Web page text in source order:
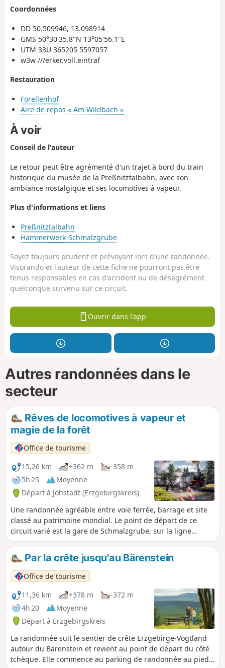
Coordonnées
DD 50.509946, 13.098914
GMS 50°30'35.8"N 13°05'56.1"E
UTM 33U 365205 5597057
w3w ///erker.voll.eintraf
Restauration
Forellenhof
Aire de repos « Am Wildbach »
À voir
Conseil de l'auteur
Le retour peut être agrémenté d'un trajet à bord du train
historique du musée de la Preßnitztalbahn, avec son
ambiance nostalgique et ses locomotives à vapeur.
Plus d'informations et liens
Preßnitztalbahn
Hammerwerk-Schmalzgrube
Soyez toujours prudent et prévoyant lors d'une randonnée.
Visorando et l'auteur de cette fiche ne pourront pas être
tenus responsables en cas d'accident ou de désagrément
quelconque survenu sur ce circuit.
Ouvrir dans l'app
Autres randonnées dans le
secteur
Rêves de locomotives à vapeur et
magie de la forêt
Office de tourisme
15,26 km
+362 m
-358 m
5h 25
Moyenne
Départ à Jöhstadt (Erzgebirgskreis)
Une randonnée agréable entre voie ferrée, barrage et site
classé au patrimoine mondial. Le point de départ de ce
circuit varié est la gare de Schmalzgrube, sur la ligne
historique de la Preßnitztalbahn. Sur le sentier de crête
Erzgebirge-Vogtland, les randonneurs suivent les voies en
direction de Jöhstadt – avec un peu de chance, une
locomotive à vapeur traversera la vallée. Le sentier traverse
une vallée fraîche bordée d’un ruisseau et ponctuée d’aires
de repos, avant de passer devant le dépôt de la ligne à
Jöhstadt. Ensuite, des chemins en pleine nature offrant de
belles vues mènent jusqu’au Dürrenberg. Ici, l'itinéraire
bifurque dans la forêt et traverse la frontière vers la
République tchèque. La destination est le barrage de
Preßnitz, sous lequel se trouve le village de Preßnitz,
abandonné dans les années 1970. En passant par
Par la crête jusqu'au Bärenstein
Office de tourisme
11,36 km
+378 m
-372 m
4h 20
Moyenne
Départ à Erzgebirgskreis
La randonnée suit le sentier de crête Erzgebirge-Vogtland
autour du Bärenstein et revient au point de départ du côté
tchèque. Elle commence au parking de randonnée au pied